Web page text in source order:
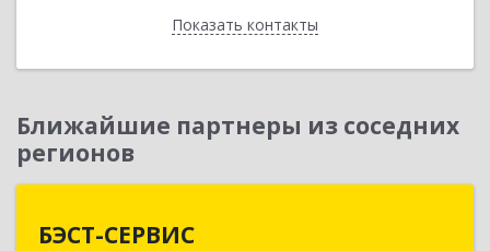
Показать контакты
Назад
Ближайшие партнеры из соседних
регионов
БЭСТ-СЕРВИС